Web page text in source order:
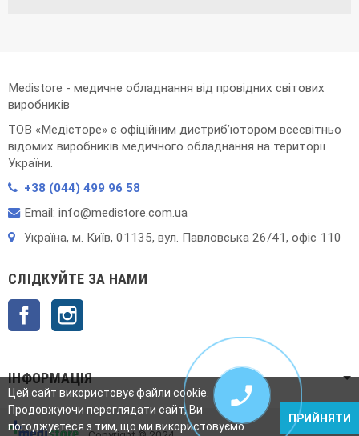
Medistore - медичне обладнання від провідних світових
виробників
ТОВ «Медісторе» є офіційним дистриб’ютором всесвітньо
відомих виробників медичного обладнання на території
України.
+38 (044) 499 96 58
Email: info@medistore.com.ua
Українa, м. Київ, 01135, вул. Павловська 26/41, офіс 110
СЛІДКУЙТЕ ЗА НАМИ
Facebook
ІНФОРМАЦІЯ
Цей сайт використовує файли cookie.
Продовжуючи переглядати сайт, Ви
погоджуєтеся з тим, що ми використовуємо
ПРИЙНЯТИ
